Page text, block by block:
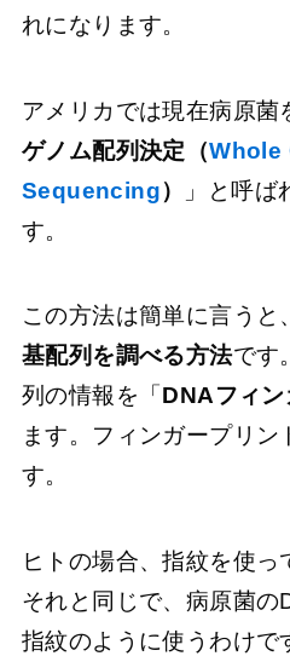
れになります。
アメリカでは現在病原菌
ゲノム配列決定（Whole
Sequencing）
」と呼ば
す。
この方法は簡単に言うと、
基配列を調べる方法です
列の情報を「 DNAフィン
ます。フィンガープリ
す。
ヒトの場合、指紋を使っ
それと同じで、病原菌の
指紋のように使うわけで